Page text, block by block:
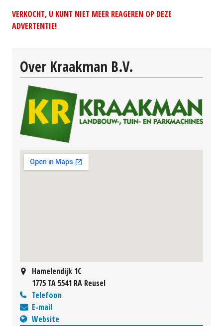
VERKOCHT, U KUNT NIET MEER REAGEREN OP DEZE
ADVERTENTIE!
Over Kraakman B.V.
Hamelendijk 1C
1775 TA 5541 RA Reusel
Telefoon
E-mail
Website